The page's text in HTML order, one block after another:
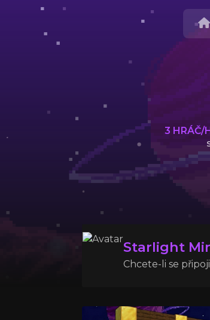
3 HRÁČ/
ZKOPÍROVAT IP
Starlight
Chcete-li se